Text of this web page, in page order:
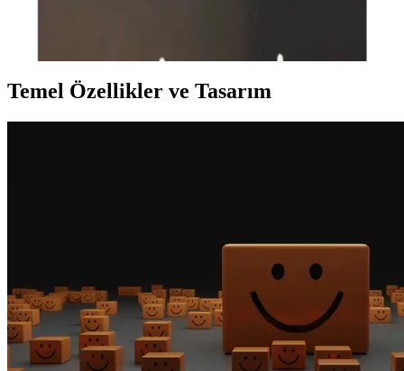
Temel Özellikler ve Tasarım